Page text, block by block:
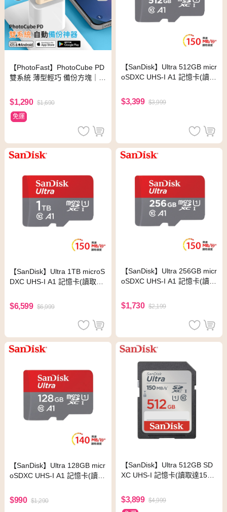
【PhotoFast】PhotoCube PD
雙系統 薄型輕巧 備份方塊｜備
$1,290 $1,690
免運
【SanDisk】Ultra 512GB micr
oSDXC UHS-I A1 記憶卡(讀取
$3,399 $3,999
【SanDisk】Ultra 1TB microS
DXC UHS-I A1 記憶卡(讀取達
$6,599 $6,999
【SanDisk】Ultra 256GB micr
oSDXC UHS-I A1 記憶卡(讀取
$1,730 $2,199
【SanDisk】Ultra 128GB micr
oSDXC UHS-I A1 記憶卡(讀取
$990 $1,290
【SanDisk】Ultra 512GB SD
XC UHS-I 記憶卡(讀取達150
$3,899 $4,999